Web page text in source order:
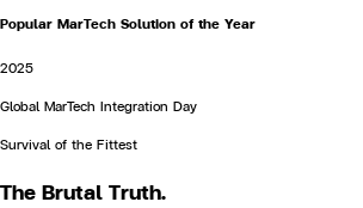
Popular MarTech Solution of the Year
2025
Global MarTech Integration Day
Survival of the Fittest
The Brutal Truth.